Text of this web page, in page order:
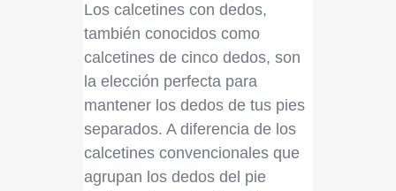
Los calcetines con dedos,
también conocidos como
calcetines de cinco dedos, son
la elección perfecta para
mantener los dedos de tus pies
separados. A diferencia de los
calcetines convencionales que
agrupan los dedos del pie